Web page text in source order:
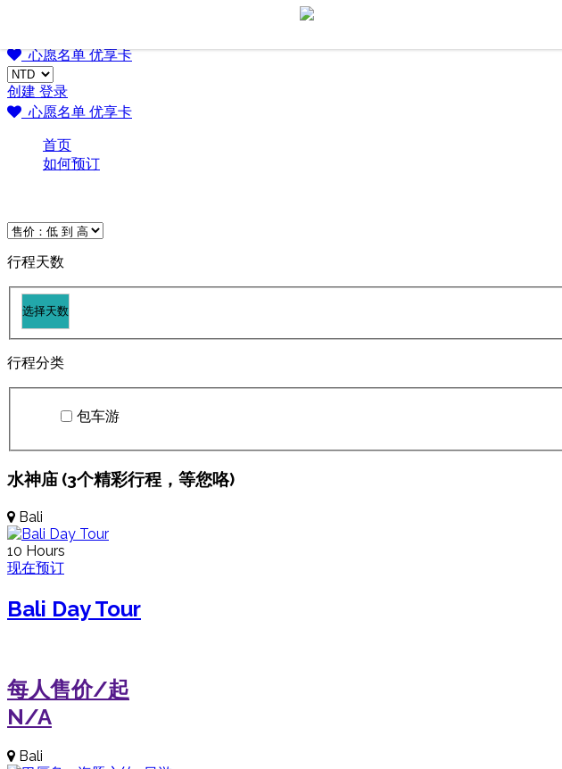
心愿名单优享卡
创建 登录
心愿名单 优享卡
首页
如何预订
行程天数
行程分类
包车游
水神庙 (3个精彩行程，等您咯)
Bali
10 Hours
现在预订
Bali Day Tour
每人售价/起
N/A
Bali